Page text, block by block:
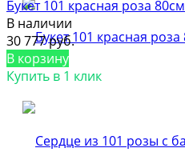
Букет 101 красная роза 80см
В наличии
30 777 руб.
В корзину
Купить в 1 клик